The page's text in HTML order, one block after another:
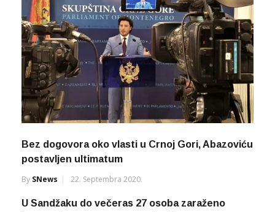
Bez dogovora oko vlasti u Crnoj Gori, Abazoviću
postavljen ultimatum
By SNews 22. Septembra 2020.
U Sandžaku do večeras 27 osoba zaraženo